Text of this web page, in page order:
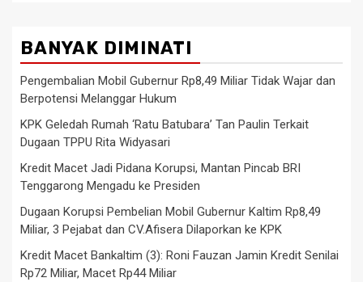
BANYAK DIMINATI
Pengembalian Mobil Gubernur Rp8,49 Miliar Tidak Wajar dan
Berpotensi Melanggar Hukum
KPK Geledah Rumah ‘Ratu Batubara’ Tan Paulin Terkait
Dugaan TPPU Rita Widyasari
Kredit Macet Jadi Pidana Korupsi, Mantan Pincab BRI
Tenggarong Mengadu ke Presiden
Dugaan Korupsi Pembelian Mobil Gubernur Kaltim Rp8,49
Miliar, 3 Pejabat dan CV.Afisera Dilaporkan ke KPK
Kredit Macet Bankaltim (3): Roni Fauzan Jamin Kredit Senilai
Rp72 Miliar, Macet Rp44 Miliar